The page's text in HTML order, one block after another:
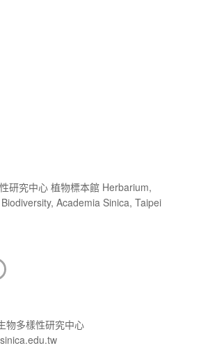
研究中心 植物標本館 Herbarium,
Academia Sinica, Taipei
物多樣性研究中心